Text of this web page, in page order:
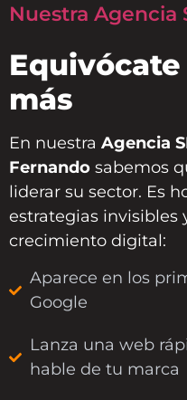
Nuestra Agencia
más
En nuestra Agencia
Fernando sabemos
liderar su sector. Es
estrategias invisibles
crecimiento digital:
Aparece en los
Google
Lanza una web
hable de tu marca